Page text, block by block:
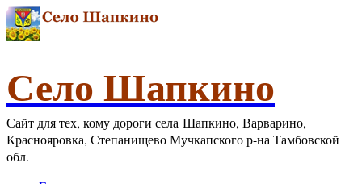
Село Шапкино
Сайт для тех, кому дороги села Шапкино, Варварино,
Краснояровка, Степанищево Мучкапского р-на Тамбовской
обл.